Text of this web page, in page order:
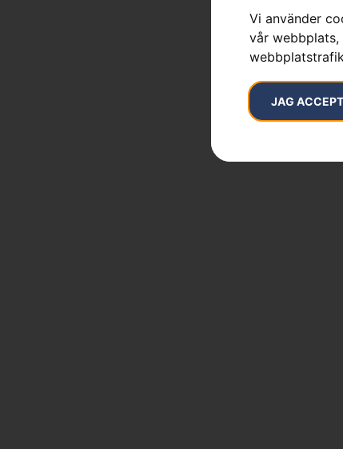
Vi använder
vår
JAG